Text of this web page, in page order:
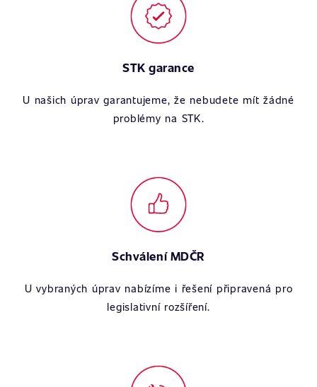
STK garance
U našich úprav garantujeme, že nebudete mít žádné
problémy na STK.
Schválení MDČR
U vybraných úprav nabízíme i řešení připravená pro
legislativní rozšíření.